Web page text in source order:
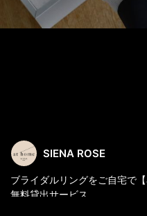
SIENA ROSE
ブライダルリングをご自宅で
無料貸出サービス